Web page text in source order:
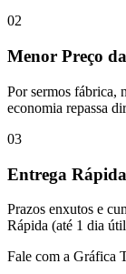
02
Menor Preço
Por sermos fábrica,
economia repassa
03
Entrega Rápida
Prazos enxutos e
Rápida (até 1 dia
Fale com a Gráfica